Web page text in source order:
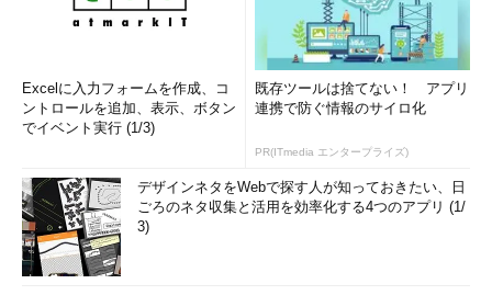
Excelに入力フォームを作成、コ
ントロールを追加、表示、ボタン
でイベント実行 (1/3)
既存ツールは捨てない！ アプリ
連携で防ぐ情報のサイロ化
PR(ITmedia エンタープライズ)
デザインネタをWebで探す人が知っておきたい、日
ごろのネタ収集と活用を効率化する4つのアプリ (1/
3)